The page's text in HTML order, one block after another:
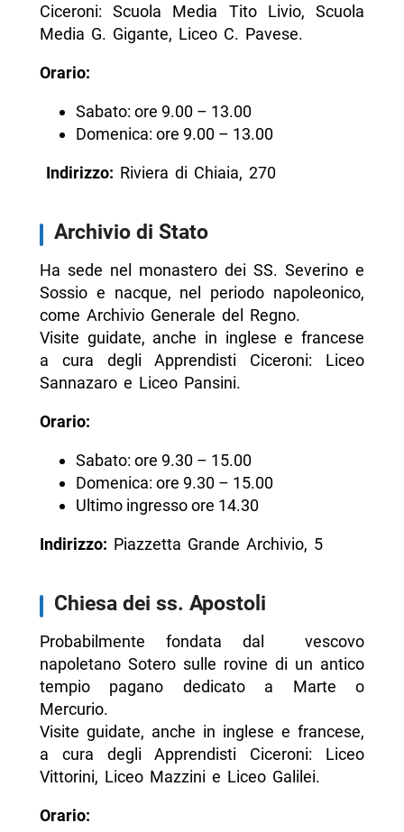
Ciceroni: Scuola Media Tito Livio, Scuola
Media G. Gigante, Liceo C. Pavese.
Orario:
Sabato: ore 9.00 – 13.00
Domenica: ore 9.00 – 13.00
Indirizzo: Riviera di Chiaia, 270
Archivio di Stato
Ha sede nel monastero dei SS. Severino e
Sossio e nacque, nel periodo napoleonico,
come Archivio Generale del Regno.
Visite guidate, anche in inglese e francese
a cura degli Apprendisti Ciceroni: Liceo
Sannazaro e Liceo Pansini.
Orario:
Sabato: ore 9.30 – 15.00
Domenica: ore 9.30 – 15.00
Ultimo ingresso ore 14.30
Indirizzo: Piazzetta Grande Archivio, 5
Chiesa dei ss. Apostoli
Probabilmente fondata dal vescovo
napoletano Sotero sulle rovine di un antico
tempio pagano dedicato a Marte o
Mercurio.
Visite guidate, anche in inglese e francese,
a cura degli Apprendisti Ciceroni: Liceo
Vittorini, Liceo Mazzini e Liceo Galilei.
Orario: